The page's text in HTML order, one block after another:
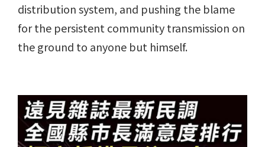
distribution system, and pushing the blame
for the persistent community transmission on
the ground to anyone but himself.